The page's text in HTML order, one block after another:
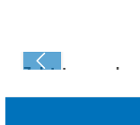
Zuletzt angesehen: